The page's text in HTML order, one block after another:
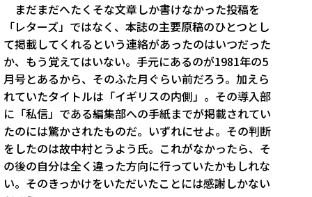
まだまだへたくそな文章しか書けなかった投稿を
「レターズ」ではなく、本誌の主要原稿のひとつとし
て掲載してくれるという連絡があったのはいつだった
か、もう覚えてはいない。手元にあるのが1981年の5
月号とあるから、そのふた月ぐらい前だろう。加えら
れていたタイトルは「イギリスの内側」。その導入部
に「私信」である編集部への手紙までが掲載されてい
たのには驚かされたものだ。いずれにせよ。その判断
をしたのは故中村とうよう氏。これがなかったら、そ
の後の自分は全く違った方向に行っていたかもしれな
い。そのきっかけをいただいたことには感謝しかない